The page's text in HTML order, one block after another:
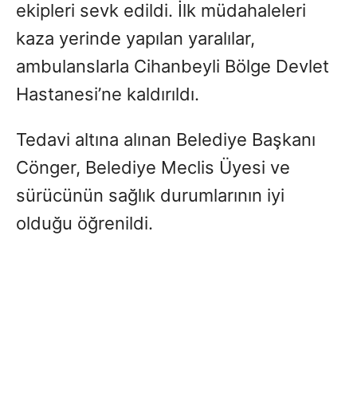
ekipleri sevk edildi. İlk müdahaleleri
kaza yerinde yapılan yaralılar,
ambulanslarla Cihanbeyli Bölge Devlet
Hastanesi’ne kaldırıldı.
Tedavi altına alınan Belediye Başkanı
Cönger, Belediye Meclis Üyesi ve
sürücünün sağlık durumlarının iyi
olduğu öğrenildi.